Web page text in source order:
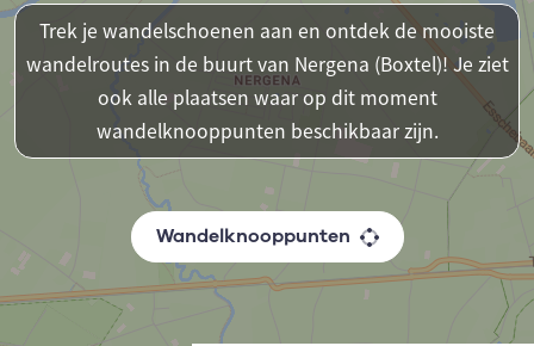
Trek je wandelschoenen aan en ontdek de mooiste
wandelroutes in de buurt van Nergena (Boxtel)! Je ziet
ook alle plaatsen waar op dit moment
wandelknooppunten beschikbaar zijn.
Wandelknooppunten